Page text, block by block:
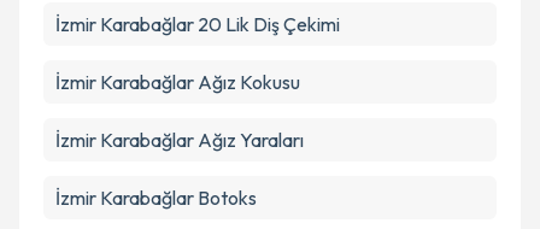
İzmir Karabağlar 20 Lik Diş Çekimi
İzmir Karabağlar Ağız Kokusu
İzmir Karabağlar Ağız Yaraları
İzmir Karabağlar Botoks